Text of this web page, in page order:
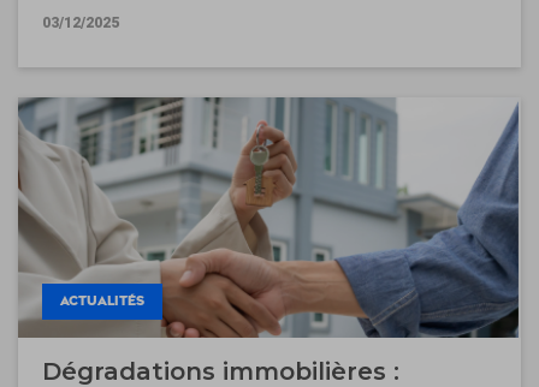
Interne 2025" à Guy Hoquet
03/12/2025
ACTUALITÉS
Dégradations immobilières :